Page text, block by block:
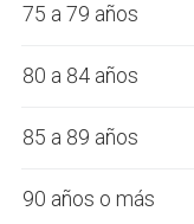
75 a 79 años
80 a 84 años
85 a 89 años
90 años o más